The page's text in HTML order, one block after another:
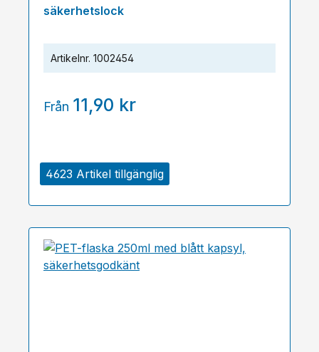
4623 Artikel tillgänglig
säkerhetslock
Artikelnr. 1002454
Från 11,90 kr